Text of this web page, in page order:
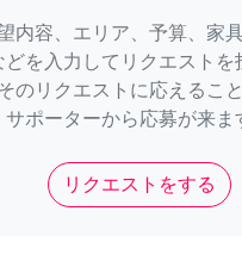
内容、エリア、予算、家
どを入力してリクエストを
のリクエストに応えるこ
サポーターから応募が来ま
リクエストをする